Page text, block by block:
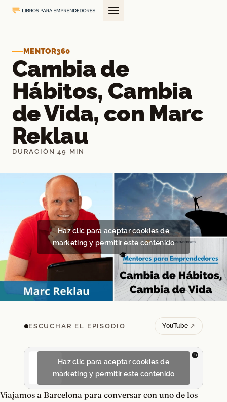
Saltar
al
MENTOR360
Cambia de
Hábitos, Cambia
de Vida, con Marc
Reklau
DURACIÓN 49 MIN
Haz clic para aceptar cookies de
marketing y permitir este contenido
ESCUCHAR EL EPISODIO YouTube
Haz clic para aceptar cookies de
marketing y permitir este contenido
Viajamos a Barcelona para conversar con uno de los